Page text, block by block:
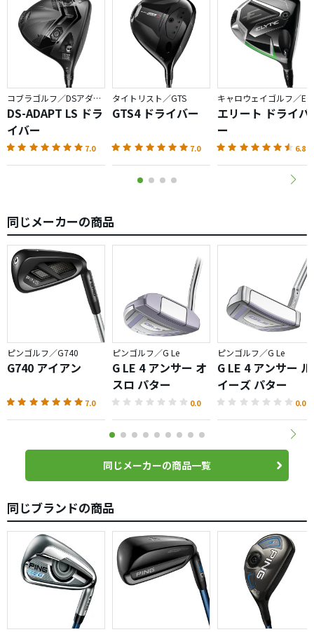
シャフトが硬すぎる感じがする。昔打ったツールテンバー
のフレックスXを思いだした。
球が途中で失速します。
そう思って思いっきりマン振りすると、いい球も出ますが
左右どちらかに曲がっていきます。
意を決してフジクラスピーダーエブリューションIIにシャフ
ト交換。
結果、距離はほぼ同じだが方向性ははるかにこっちが相性
いい。
ATTASで260以上飛ばすんでしたらヘッドスピード50は欲し
距離測定器を買って測定したら
43〜44マン振りして45です。
エブリューションIIでは通常で46になりました。
飛距離はコースでATTASで芯くっても230行きません。
エブリューションIIはまだ試しておりません。
コブラゴルフ／DSアダプト
DS-ADAPT LS ドラ
イバー
7.0
タイトリスト／GTS
GTS4 ドライバー
7.0
エリート ドライバ
ー
6.8
同じメーカーの商品
ピンゴルフ／G740
G740 アイアン
7.0
ピンゴルフ／G Le
G LE 4 アンサー オ
スロ パター
0.0
ピンゴルフ／G Le
G LE 4 アンサー ル
イーズ パター
0.0
同じメーカーの商品一覧
同じブランドの商品